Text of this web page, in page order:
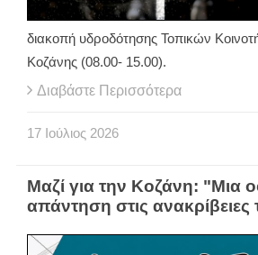
διακοπή υδροδότησης Τοπικών
Κοζάνης (08.00- 15.00).
Διαβάστε Περισσότερα
17 Ιούλιος 2026
Μαζί για την Κοζάνη: "Μια
απάντηση στις